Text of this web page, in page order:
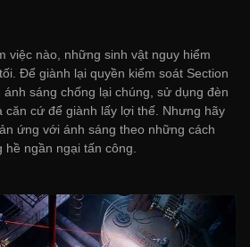
việc nào, những sinh vật nguy hiểm
Để giành lại quyền kiểm soát Section
sáng chống lại chúng, sử dụng đèn
căn cứ để giành lấy lợi thế. Nhưng hãy
ứng với ánh sáng theo những cách
ngần ngại tấn công.